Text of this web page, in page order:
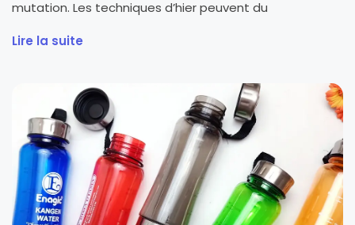
mutation. Les techniques d’hier peuvent du
Lire la suite